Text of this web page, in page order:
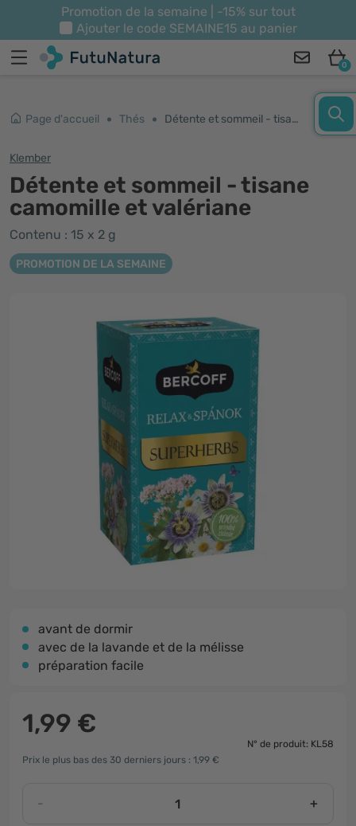
Promotion de la semaine | -15% sur tout
Ajouter le code SEMAINE15 au panier
0
Page d'accueil Thés Détente et sommeil - tisane camomille et valériane
Klember
Détente et sommeil - tisane
camomille et valériane
Contenu : 15 x 2 g
PROMOTION DE LA SEMAINE
avant de dormir
avec de la lavande et de la mélisse
préparation facile
1,99 €
N° de produit: KL58
Prix le plus bas des 30 derniers jours : 1,99 €
- +